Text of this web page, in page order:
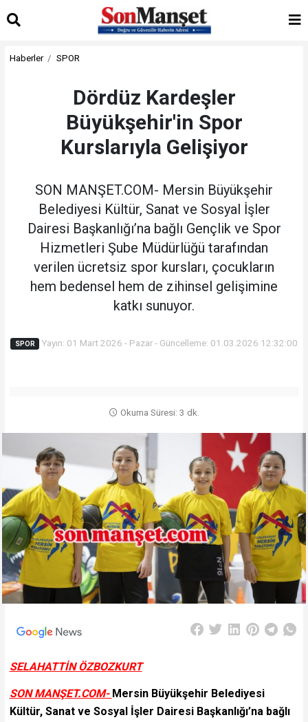
Haberler SPOR
Dördüz Kardeşler
Büyükşehir'in Spor
Kurslarıyla Gelişiyor
SON MANŞET.COM- Mersin Büyükşehir
Belediyesi Kültür, Sanat ve Sosyal İşler
Dairesi Başkanlığı’na bağlı Gençlik ve Spor
Hizmetleri Şube Müdürlüğü tarafından
verilen ücretsiz spor kursları, çocukların
hem bedensel hem de zihinsel gelişimine
katkı sunuyor.
SPOR Yayın: 01 Mart 2026 - Pazar - Güncelleme: 01.03.2026 12:32:00
Okuma Süresi: 3 dk.
SELAHATTİN ÖZBOZKURT
SON MANŞET.COM- Mersin Büyükşehir Belediyesi
Kültür, Sanat ve Sosyal İşler Dairesi Başkanlığı’na bağlı